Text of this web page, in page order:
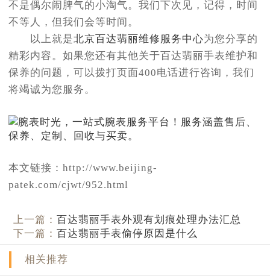
不是偶尔闹脾气的小淘气。我们下次见，记得，时间
不等人，但我们会等时间。
以上就是北京百达翡丽维修服务中心为您分享的
精彩内容。如果您还有其他关于百达翡丽手表维护和
保养的问题，可以拨打页面400电话进行咨询，我们
将竭诚为您服务。
本文链接：http://www.beijing-
patek.com/cjwt/952.html
上一篇：百达翡丽手表外观有划痕处理办法汇总
下一篇：百达翡丽手表偷停原因是什么
相关推荐